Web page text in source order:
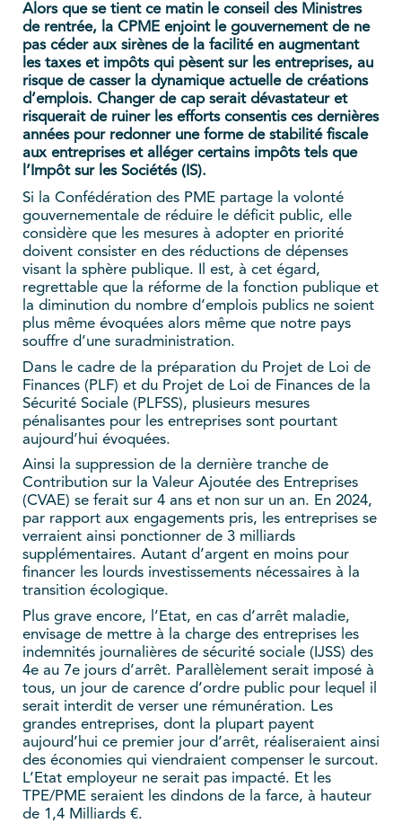
Alors que se tient ce matin le conseil des Ministres
de rentrée, la CPME enjoint le gouvernement de ne
pas céder aux sirènes de la facilité en augmentant
les taxes et impôts qui pèsent sur les entreprises, au
risque de casser la dynamique actuelle de créations
d’emplois. Changer de cap serait dévastateur et
risquerait de ruiner les efforts consentis ces dernières
années pour redonner une forme de stabilité fiscale
aux entreprises et alléger certains impôts tels que
l’Impôt sur les Sociétés (IS).
Si la Confédération des PME partage la volonté
gouvernementale de réduire le déficit public, elle
considère que les mesures à adopter en priorité
doivent consister en des réductions de dépenses
visant la sphère publique. Il est, à cet égard,
regrettable que la réforme de la fonction publique et
la diminution du nombre d’emplois publics ne soient
plus même évoquées alors même que notre pays
souffre d’une suradministration.
Dans le cadre de la préparation du Projet de Loi de
Finances (PLF) et du Projet de Loi de Finances de la
Sécurité Sociale (PLFSS), plusieurs mesures
pénalisantes pour les entreprises sont pourtant
aujourd’hui évoquées.
Ainsi la suppression de la dernière tranche de
Contribution sur la Valeur Ajoutée des Entreprises
(CVAE) se ferait sur 4 ans et non sur un an. En 2024,
par rapport aux engagements pris, les entreprises se
verraient ainsi ponctionner de 3 milliards
supplémentaires. Autant d’argent en moins pour
financer les lourds investissements nécessaires à la
transition écologique.
Plus grave encore, l’Etat, en cas d’arrêt maladie,
envisage de mettre à la charge des entreprises les
indemnités journalières de sécurité sociale (IJSS) des
4e au 7e jours d’arrêt. Parallèlement serait imposé à
tous, un jour de carence d’ordre public pour lequel il
serait interdit de verser une rémunération. Les
grandes entreprises, dont la plupart payent
aujourd’hui ce premier jour d’arrêt, réaliseraient ainsi
des économies qui viendraient compenser le surcout.
L’Etat employeur ne serait pas impacté. Et les
TPE/PME seraient les dindons de la farce, à hauteur
de 1,4 Milliards €.